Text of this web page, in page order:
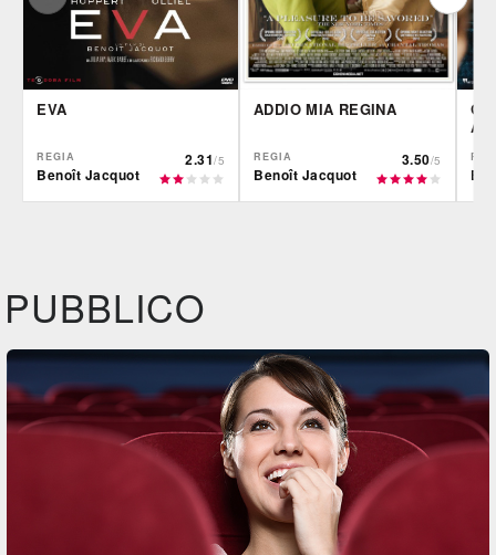
EVA
REGIA
Benoît Jacquot
2.31/5
ADDIO MIA REGINA
REGIA
Benoît Jacquot
3.50/5
PUBBLICO